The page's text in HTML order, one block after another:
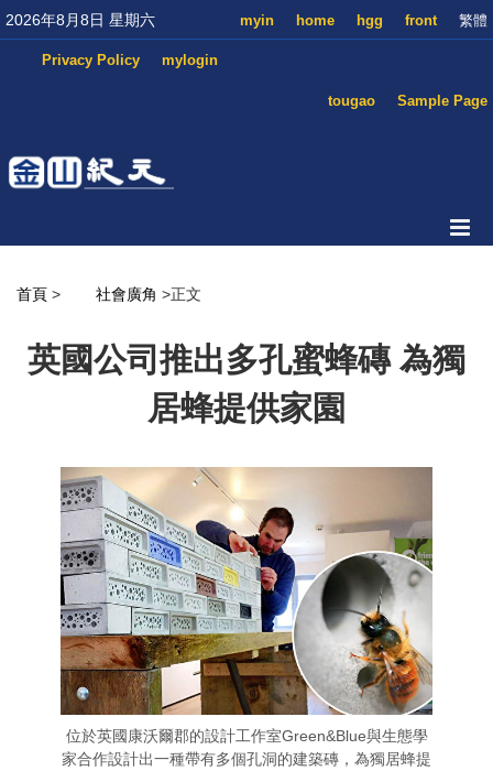
2026年8月8日 星期六 繁體
front
hgg
home
myin
mylogin
Privacy Policy
Sample Page
tougao
首頁 > 社會廣角 >正文
英國公司推出多孔蜜蜂磚 為獨
居蜂提供家園
位於英國康沃爾郡的設計工作室Green&Blue與生態學
家合作設計出一種帶有多個孔洞的建築磚，為獨居蜂提